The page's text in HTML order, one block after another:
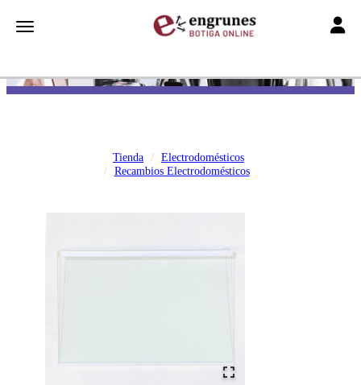
Toggle navigation
Tienda
Electrodomésticos
Recambios Electrodomésticos